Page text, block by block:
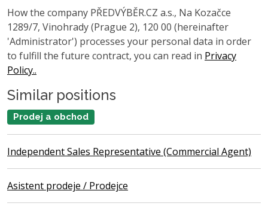
How the company PŘEDVÝBĚR.CZ a.s., Na Kozačce
1289/7, Vinohrady (Prague 2), 120 00 (hereinafter
'Administrator') processes your personal data in order
to fulfill the future contract, you can read in Privacy
Policy..
Similar positions
Prodej a obchod
Independent Sales Representative (Commercial Agent)
Asistent prodeje / Prodejce